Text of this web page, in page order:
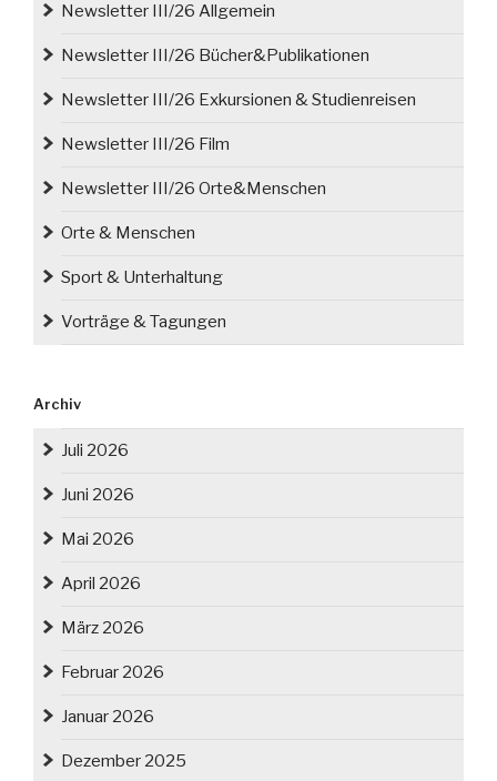
Newsletter III/26 Allgemein
Newsletter III/26 Bücher&Publikationen
Newsletter III/26 Exkursionen & Studienreisen
Newsletter III/26 Film
Newsletter III/26 Orte&Menschen
Orte & Menschen
Sport & Unterhaltung
Vorträge & Tagungen
Archiv
Juli 2026
Juni 2026
Mai 2026
April 2026
März 2026
Februar 2026
Januar 2026
Dezember 2025